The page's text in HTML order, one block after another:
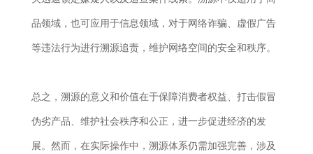
品领域，也可应用于信息领域，对于网络诈骗、虚假广告
等违法行为进行溯源追责，维护网络空间的安全和秩序。
总之，溯源的意义和价值在于保障消费者权益、打击假冒
伪劣产品、维护社会秩序和公正，进一步促进经济的发
展。然而，在实际操作中，溯源体系仍需加强完善，涉及